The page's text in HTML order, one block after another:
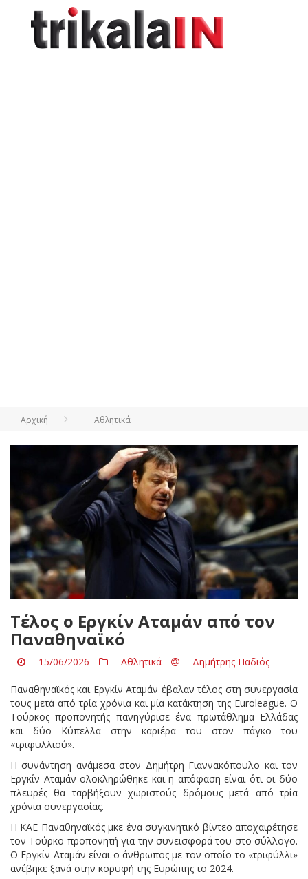
Αρχική Αθλητικά
Τέλος ο Εργκίν Αταμάν από τον
Παναθηναϊκό
15/06/2026 Αθλητικά Δημήτρης Παδιός
Παναθηναϊκός και Εργκίν Αταμάν έβαλαν τέλος στη συνεργασία
τους μετά από τρία χρόνια και μία κατάκτηση της Euroleague. Ο
Τούρκος προπονητής πανηγύρισε ένα πρωτάθλημα Ελλάδας
και δύο Κύπελλα στην καριέρα του στον πάγκο του
«τριφυλλιού».
Η συνάντηση ανάμεσα στον Δημήτρη Γιαννακόπουλο και τον
Εργκίν Αταμάν ολοκληρώθηκε και η απόφαση είναι ότι οι δύο
πλευρές θα ταρβήξουν χωριστούς δρόμους μετά από τρία
χρόνια συνεργασίας.
Η ΚΑΕ Παναθηναϊκός μκε ένα συγκινητικό βίντεο αποχαιρέτησε
τον Τούρκο προπονητή για την συνεισφορά του στο σύλλογο.
Ο Εργκίν Αταμάν είναι ο άνθρωπος με τον οποίο το «τριφύλλι»
ανέβηκε ξανά στην κορυφή της Ευρώπης το 2024.